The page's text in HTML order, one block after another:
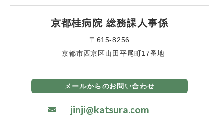
京都桂病院 総務課人事係
〒615-8256
京都市西京区山田平尾町17番地
メールからのお問い合わせ
jinji@katsura.com